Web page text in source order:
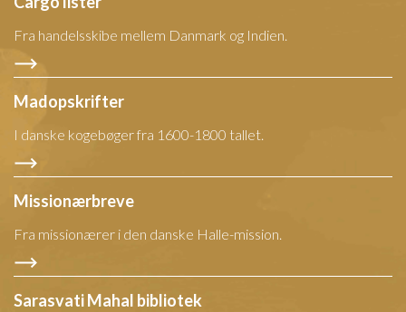
Fra handelsskibe mellem Danmark og Indien.
Madopskrifter
I danske kogebøger fra 1600-1800 tallet.
Missionærbreve
Fra missionærer i den danske Halle-mission.
Sarasvati Mahal bibliotek